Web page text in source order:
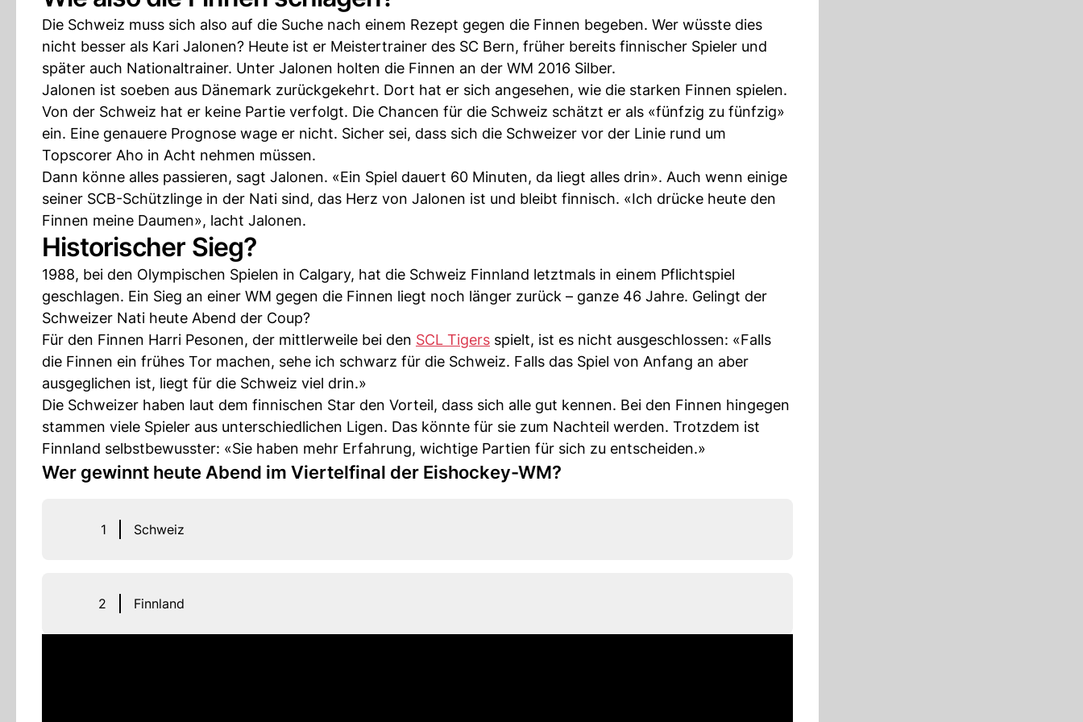
Die Schweiz muss sich also auf die Suche nach einem Rezept gegen die Finnen begeben. Wer wüsste dies
nicht besser als Kari Jalonen? Heute ist er Meistertrainer des SC Bern, früher bereits finnischer Spieler und
später auch Nationaltrainer. Unter Jalonen holten die Finnen an der WM 2016 Silber.
Jalonen ist soeben aus Dänemark zurückgekehrt. Dort hat er sich angesehen, wie die starken Finnen spielen.
Von der Schweiz hat er keine Partie verfolgt. Die Chancen für die Schweiz schätzt er als «fünfzig zu fünfzig»
ein. Eine genauere Prognose wage er nicht. Sicher sei, dass sich die Schweizer vor der Linie rund um
Topscorer Aho in Acht nehmen müssen.
Dann könne alles passieren, sagt Jalonen. «Ein Spiel dauert 60 Minuten, da liegt alles drin». Auch wenn einige
seiner SCB-Schützlinge in der Nati sind, das Herz von Jalonen ist und bleibt finnisch. «Ich drücke heute den
Finnen meine Daumen», lacht Jalonen.
Historischer Sieg?
1988, bei den Olympischen Spielen in Calgary, hat die Schweiz Finnland letztmals in einem Pflichtspiel
geschlagen. Ein Sieg an einer WM gegen die Finnen liegt noch länger zurück – ganze 46 Jahre. Gelingt der
Schweizer Nati heute Abend der Coup?
Für den Finnen Harri Pesonen, der mittlerweile bei den SCL Tigers spielt, ist es nicht ausgeschlossen: «Falls
die Finnen ein frühes Tor machen, sehe ich schwarz für die Schweiz. Falls das Spiel von Anfang an aber
ausgeglichen ist, liegt für die Schweiz viel drin.»
Die Schweizer haben laut dem finnischen Star den Vorteil, dass sich alle gut kennen. Bei den Finnen hingegen
stammen viele Spieler aus unterschiedlichen Ligen. Das könnte für sie zum Nachteil werden. Trotzdem ist
Finnland selbstbewusster: «Sie haben mehr Erfahrung, wichtige Partien für sich zu entscheiden.»
Wer gewinnt heute Abend im Viertelfinal der Eishockey-WM?
1 Schweiz
2 Finnland